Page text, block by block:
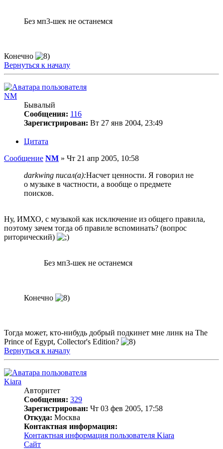
Без мп3-шек не останемся
Конечно
Вернуться к началу
NM
Бывалый
Сообщения: 116
Зарегистрирован: Вт 27 янв 2004, 23:49
Цитата
Сообщение NM » Чт 21 апр 2005, 10:58
darkwing писал(а):Насчет ценности. Я говорил не
о музыке в частности, а вообще о предмете
поисков.
Ну, ИМХО, с музыкой как исключение из общего правила,
поэтому зачем тогда об правиле вспоминать? (вопрос
риторический)
Без мп3-шек не останемся
Конечно
Тогда может, кто-нибудь добрый подкинет мне линк на The
Prince of Egypt, Collector's Edition?
Вернуться к началу
Kiara
Авторитет
Сообщения: 329
Зарегистрирован: Чт 03 фев 2005, 17:58
Откуда: Москва
Контактная информация:
Контактная информация пользователя Kiara
Сайт